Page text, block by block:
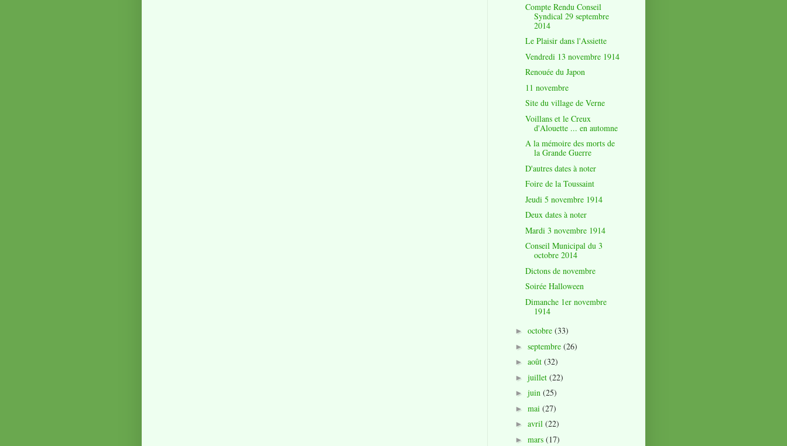
Compte Rendu Conseil
Syndical 29 septembre
2014
Le Plaisir dans l'Assiette
Vendredi 13 novembre 1914
Renouée du Japon
11 novembre
Site du village de Verne
Voillans et le Creux
d'Alouette ... en automne
A la mémoire des morts de
la Grande Guerre
D'autres dates à noter
Foire de la Toussaint
Jeudi 5 novembre 1914
Deux dates à noter
Mardi 3 novembre 1914
Conseil Municipal du 3
octobre 2014
Dictons de novembre
Soirée Halloween
Dimanche 1er novembre
1914
► octobre (33)
► septembre (26)
► août (32)
► juillet (22)
► juin (25)
► mai (27)
► avril (22)
► mars (17)